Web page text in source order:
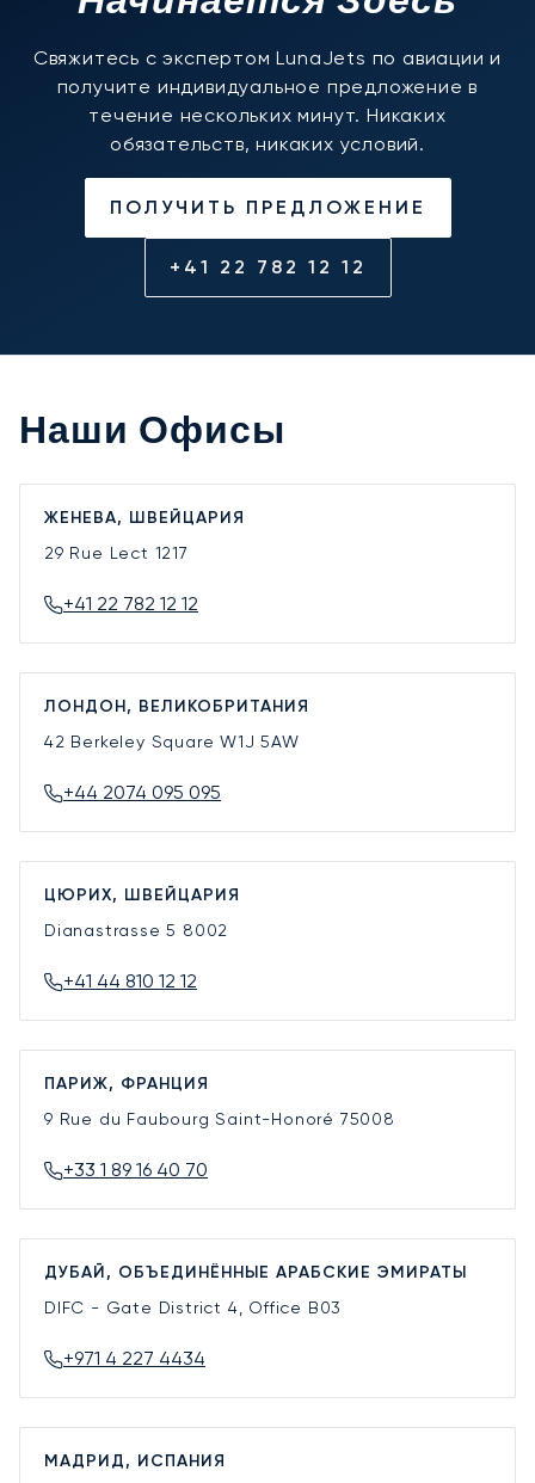
Свяжитесь с экспертом LunaJets по авиации и
получите индивидуальное предложение в
течение нескольких минут. Никаких
обязательств, никаких условий.
ПОЛУЧИТЬ ПРЕДЛОЖЕНИЕ
+41 22 782 12 12
Наши Офисы
ЖЕНЕВА, ШВЕЙЦАРИЯ
29 Rue Lect 1217
+41 22 782 12 12
ЛОНДОН, ВЕЛИКОБРИТАНИЯ
42 Berkeley SquareW1J 5AW
+44 2074 095 095
ЦЮРИХ, ШВЕЙЦАРИЯ
Dianastrasse 5 8002
+41 44 810 12 12
ПАРИЖ, ФРАНЦИЯ
9 Rue du Faubourg Saint-Honoré 75008
+33 1 89 16 40 70
ДУБАЙ, ОБЪЕДИНЁННЫЕ АРАБСКИЕ ЭМИРАТЫ
DIFC - Gate District 4, Office B03
+971 4 227 4434
МАДРИД, ИСПАНИЯ